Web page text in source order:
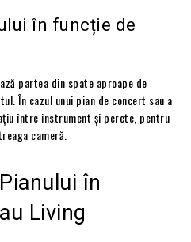
în funcție de
partea din spate aproape de
În cazul unui pian de concert sau a
între instrument și perete, pentru
cameră.
în
Living